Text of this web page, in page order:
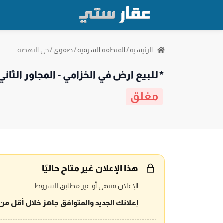
الرئيسية/المنطقة الشرقية/صفوى/حي النهضة
*للبيع ارض في الخزامي - المجاور
مغلق
هذا الإعلان غير متاح حاليًا
الإعلان منتهي أو غير مطابق للشروط
إعلانك الجديد والمتوافق جاهز خلال أقل